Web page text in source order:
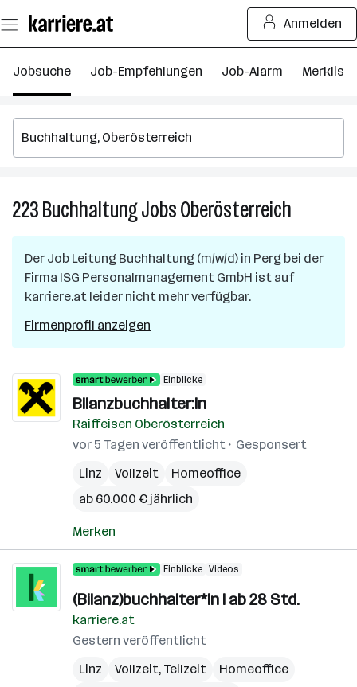
Seiteninhalt
springen
Anmelden
Jobsuche Job-Empfehlungen Job-Alarm Merkliste
223BuchhaltungJobsOberösterreich
in
Der Job Leitung Buchhaltung (m/w/d) in Perg bei der
Firma ISG Personalmanagement GmbH ist auf
karriere.at leider nicht mehr verfügbar.
Firmenprofil anzeigen
Einblicke
Bilanzbuchhalter:in
Raiffeisen Oberösterreich
vor 5 Tagen veröffentlicht
Gesponsert
Linz
Vollzeit
Homeoffice
ab 60.000 € jährlich
Merken
Einblicke Videos
(Bilanz)buchhalter*In I ab 28 Std.
karriere.at
Gestern veröffentlicht
Linz
Vollzeit, Teilzeit
Homeoffice